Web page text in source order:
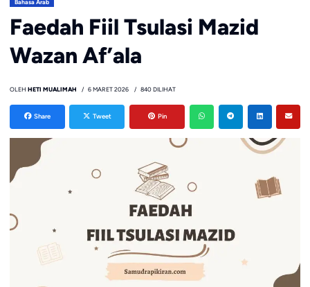
Bahasa Arab
Faedah Fiil Tsulasi Mazid
Wazan Af’ala
OLEH HETI MUALIMAH 6 MARET 2026 840 DILIHAT
Share Tweet Pin